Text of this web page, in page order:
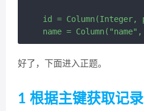
id = Column(Integer,
好了，下面进入正题。
1 根据主键获取记录